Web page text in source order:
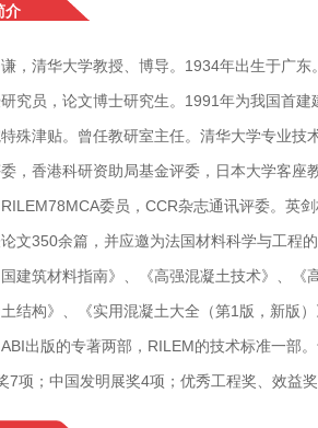
介
，清华大学教授、博导。1934年出生于广
究员，论文博士研究生。1991年为我国首
殊津贴。曾任教研室主任。清华大学专业
委，香港科研资助局基金评委，日本大学客
RILEM78MCA委员，CCR杂志通讯评委。英
文350余篇，并应邀为法国材料科学与工程
国建筑材料指南》、《高强混凝土技术》、
结构》、《实用混凝土大全（第1版，新版
出版的专著两部，RILEM的技术标准一部
7项；中国发明展奖4项；优秀工程奖、效益